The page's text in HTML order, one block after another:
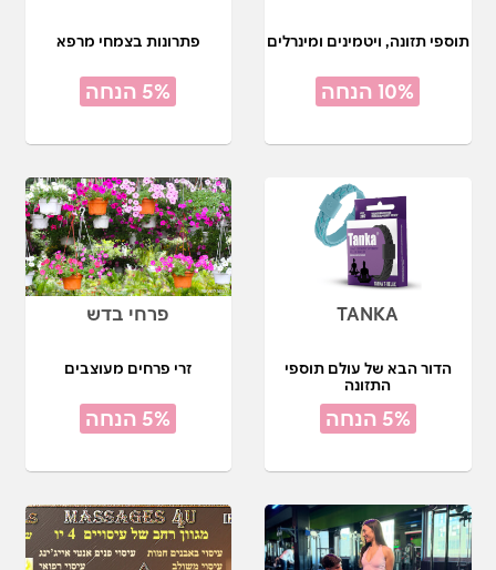
תוספי תזונה, ויטמינים ומינרלים
10% הנחה
פתרונות בצמחי מרפא
5% הנחה
TANKA
הדור הבא של עולם תוספי
התזונה
5% הנחה
פרחי בדש
זרי פרחים מעוצבים
5% הנחה